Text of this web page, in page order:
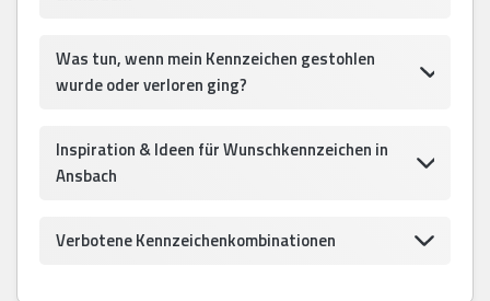
Was tun, wenn mein Kennzeichen gestohlen
wurde oder verloren ging?
Inspiration & Ideen für Wunschkennzeichen in
Ansbach
Verbotene Kennzeichenkombinationen